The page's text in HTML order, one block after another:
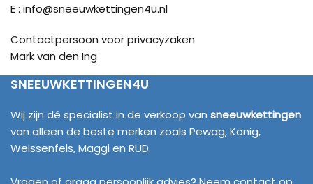
E : info@sneeuwkettingen4u.nl
Contactpersoon voor privacyzaken
Mark van den Ing
SNEEUWKETTINGEN4U
Wij zijn dé specialist in de verkoop van sneeuwkettingen
van alleen de beste merken zoals Pewag, König,
Weissenfels, Maggi en RÜD.